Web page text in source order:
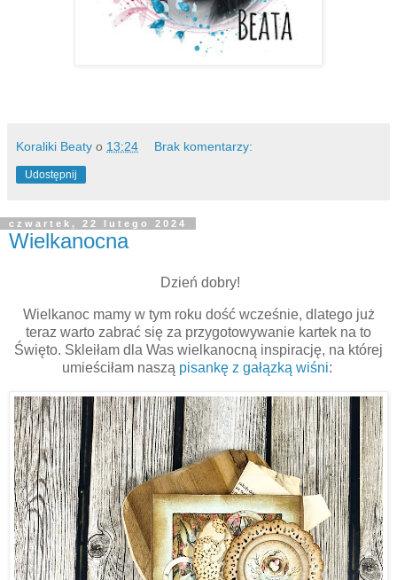
Koraliki Beaty o 13:24 Brak komentarzy:
Udostępnij
czwartek, 22 lutego 2024
Wielkanocna
Dzień dobry!
Wielkanoc mamy w tym roku dość wcześnie, dlatego już
teraz warto zabrać się za przygotowywanie kartek na to
Święto. Skleiłam dla Was wielkanocną inspirację, na której
umieściłam naszą pisankę z gałązką wiśni: